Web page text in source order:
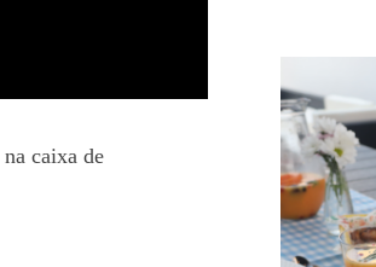
caixa de